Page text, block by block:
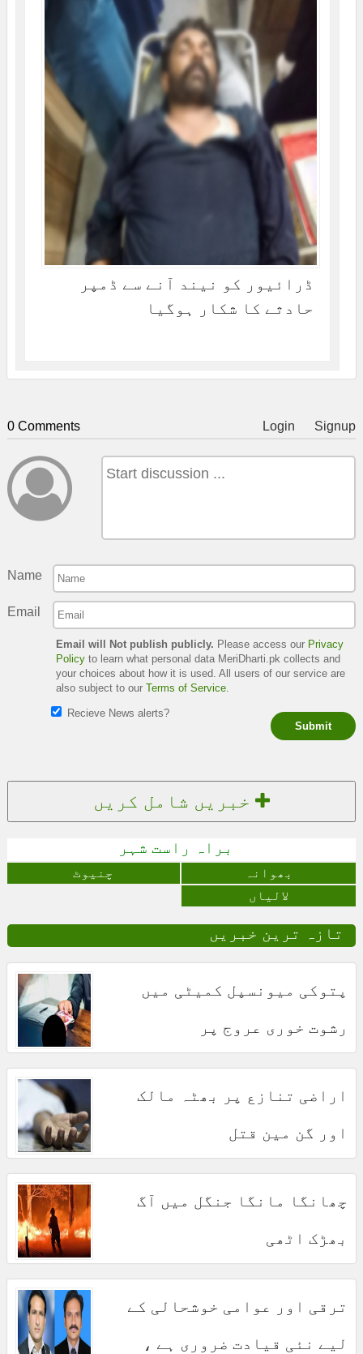
ڈرائیور کو نیند آنے سے ڈمپر
حادثے کا شکار ہوگیا
0 Comments Login Signup
Name
Email
Email will Not publish publicly. Please access our Privacy
Policyto learn what personal data MeriDharti.pk collects and
your choices about how it is used. All users of our service are
also subject to our Terms of Service.
Recieve News alerts?
Submit
خبریں شامل کریں
براہ راست شہر
بھوانہ
چنیوٹ
لالیاں
تازہ ترین خبریں
پتوکی میونسپل کمیٹی میں
رشوت خوری عروج پر
اراضی تنازع پر بھٹہ مالک
اور گن مین قتل
چھانگا مانگا جنگل میں آگ
بھڑک اٹھی
ترقی اور عوامی خوشحالی کے
لیے نئی قیادت ضروری ہے ،